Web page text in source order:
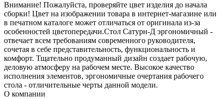
Внимание! Пожалуйста, проверяйте цвет изделия до начала
сборки! Цвет на изображении товара в интернет-магазине или
в печатном каталоге может отличаться от оригинала из-за
особенностей цветопередачи.Стол Сатурн-Д эргономичный -
отвечает всем требованиям современного руководителя,
сочетая в себе представительность, функциональность и
комфорт. Тщательно продуманный дизайн создает рабочую,
деловую атмосферу на рабочем месте. Высокое качество
исполнения элементов, эргономичные очертания рабочего
стола - отличительные черты данной модели.
О компании